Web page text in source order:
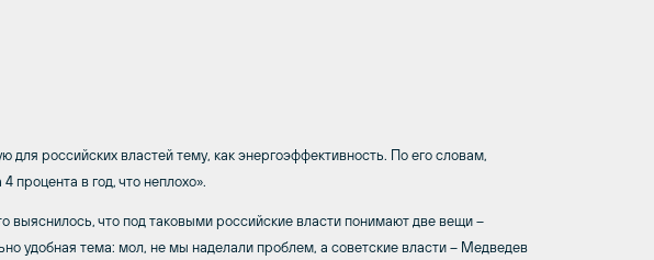
российских властей тему, как энергоэффективность. По его словам,
процента в год, что неплохо».
выяснилось, что под таковыми российские власти понимают две вещи –
удобная тема: мол, не мы наделали проблем, а советские власти – Медведев